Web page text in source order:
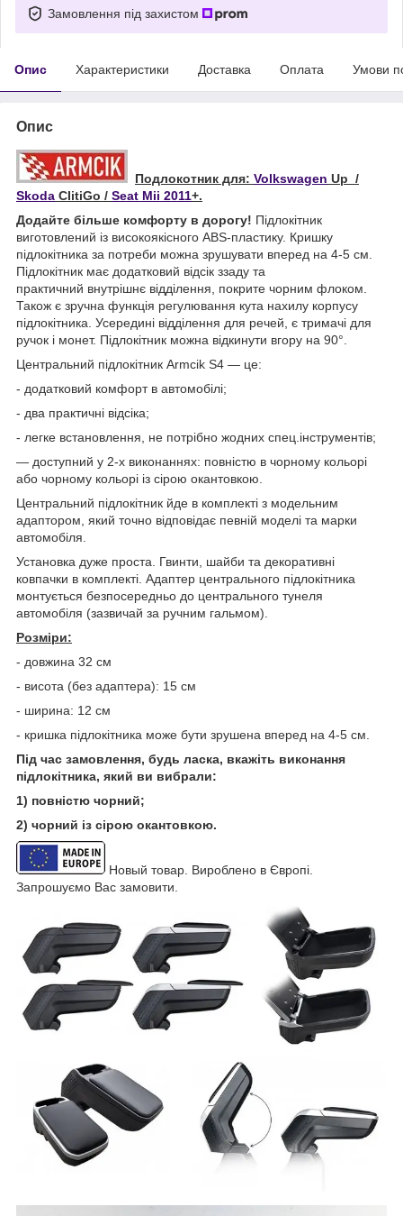
Замовлення під захистом
Опис Характеристики Доставка Оплата Умови
Опис
Подлокотник для: Volkswagen Up /
Skoda CIitiGo / Seat Mii 2011+.
Додайте більше комфорту в дорогу! Підлокітник
виготовлений із високоякісного ABS-пластику. Кришку
підлокітника за потреби можна зрушувати вперед на 4-5 см.
Підлокітник має додатковий відсік ззаду та
практичний внутрішнє відділення, покрите чорним флоком.
Також є зручна функція регулювання кута нахилу корпусу
підлокітника. Усередині відділення для речей, є тримачі для
ручок і монет. Підлокітник можна відкинути вгору на 90°.
Центральний підлокітник Armcik S4 — це:
- додатковий комфорт в автомобілі;
- два практичні відсіка;
- легке встановлення, не потрібно жодних спец.інструментів;
— доступний у 2-х виконаннях: повністю в чорному кольорі
або чорному кольорі із сірою окантовкою.
Центральний підлокітник йде в комплекті з модельним
адаптором, який точно відповідає певній моделі та марки
автомобіля.
Установка дуже проста. Гвинти, шайби та декоративні
ковпачки в комплекті. Адаптер центрального підлокітника
монтується безпосередньо до центрального тунеля
автомобіля (зазвичай за ручним гальмом).
Розміри:
- довжина 32 см
- висота (без адаптера): 15 см
- ширина: 12 см
- кришка підлокітника може бути зрушена вперед на 4-5 см.
Під час замовлення, будь ласка, вкажіть виконання
підлокітника, який ви вибрали:
1) повністю чорний;
2) чорний із сірою окантовкою.
Новый товар. Вироблено в Європі.
Запрошуємо Вас замовити.